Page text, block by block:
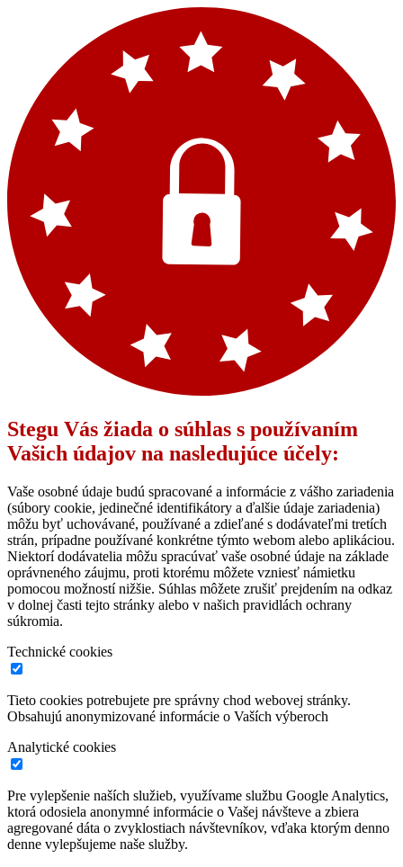
Stegu Vás žiada o súhlas s používaním
Vašich údajov na nasledujúce účely:
Vaše osobné údaje budú spracované a informácie z vášho zariadenia
(súbory cookie, jedinečné identifikátory a ďalšie údaje zariadenia)
môžu byť uchovávané, používané a zdieľané s dodávateľmi tretích
strán, prípadne používané konkrétne týmto webom alebo aplikáciou.
Niektorí dodávatelia môžu spracúvať vaše osobné údaje na základe
oprávneného záujmu, proti ktorému môžete vzniesť námietku
pomocou možností nižšie. Súhlas môžete zrušiť prejdením na odkaz
v dolnej časti tejto stránky alebo v našich pravidlách ochrany
súkromia.
Technické cookies
Tieto cookies potrebujete pre správny chod webovej stránky.
Obsahujú anonymizované informácie o Vaších výberoch
Analytické cookies
Pre vylepšenie naších služieb, využívame službu Google Analytics,
ktorá odosiela anonymné informácie o Vašej návšteve a zbiera
agregované dáta o zvyklostiach návštevníkov, vďaka ktorým denno
denne vylepšujeme naše služby.